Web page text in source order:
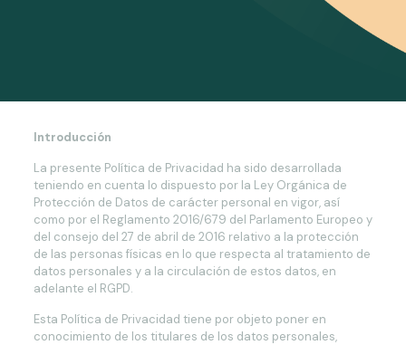
Introducción
La presente Política de Privacidad ha sido desarrollada
teniendo en cuenta lo dispuesto por la Ley Orgánica de
Protección de Datos de carácter personal en vigor, así
como por el Reglamento 2016/679 del Parlamento Europeo y
del consejo del 27 de abril de 2016 relativo a la protección
de las personas físicas en lo que respecta al tratamiento de
datos personales y a la circulación de estos datos, en
adelante el RGPD.
Esta Política de Privacidad tiene por objeto poner en
conocimiento de los titulares de los datos personales,